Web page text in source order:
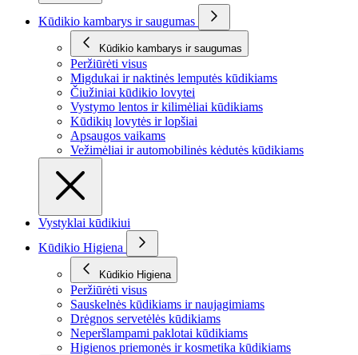
Kūdikio kambarys ir saugumas
Kūdikio kambarys ir saugumas
Peržiūrėti visus
Migdukai ir naktinės lemputės kūdikiams
Čiužiniai kūdikio lovytei
Vystymo lentos ir kilimėliai kūdikiams
Kūdikių lovytės ir lopšiai
Apsaugos vaikams
Vežimėliai ir automobilinės kėdutės kūdikiams
Vystyklai kūdikiui
Kūdikio Higiena
Kūdikio Higiena
Peržiūrėti visus
Sauskelnės kūdikiams ir naujagimiams
Drėgnos servetėlės kūdikiams
Neperšlampami paklotai kūdikiams
Higienos priemonės ir kosmetika kūdikiams